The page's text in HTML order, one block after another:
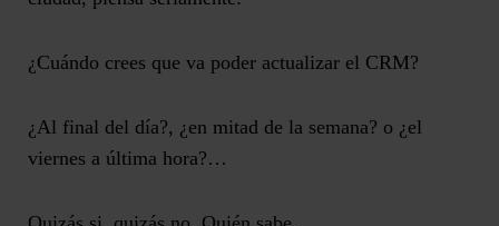
¿Cuándo crees que va poder actualizar el CRM?
¿Al final del día?, ¿en mitad de la semana? o ¿el
viernes a última hora?…